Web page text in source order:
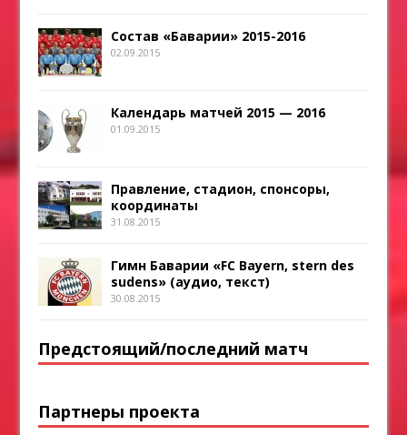
Состав «Баварии» 2015-2016
02.09.2015
Календарь матчей 2015 — 2016
01.09.2015
Правление, стадион, спонсоры,
координаты
31.08.2015
Гимн Баварии «FC Bayern, stern des
sudens» (аудио, текст)
30.08.2015
Предстоящий/последний матч
Партнеры проекта